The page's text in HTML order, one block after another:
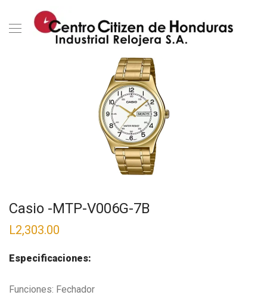
Casio -MTP-V006G-7B
L2,303.00
Especificaciones:
Funciones: Fechador